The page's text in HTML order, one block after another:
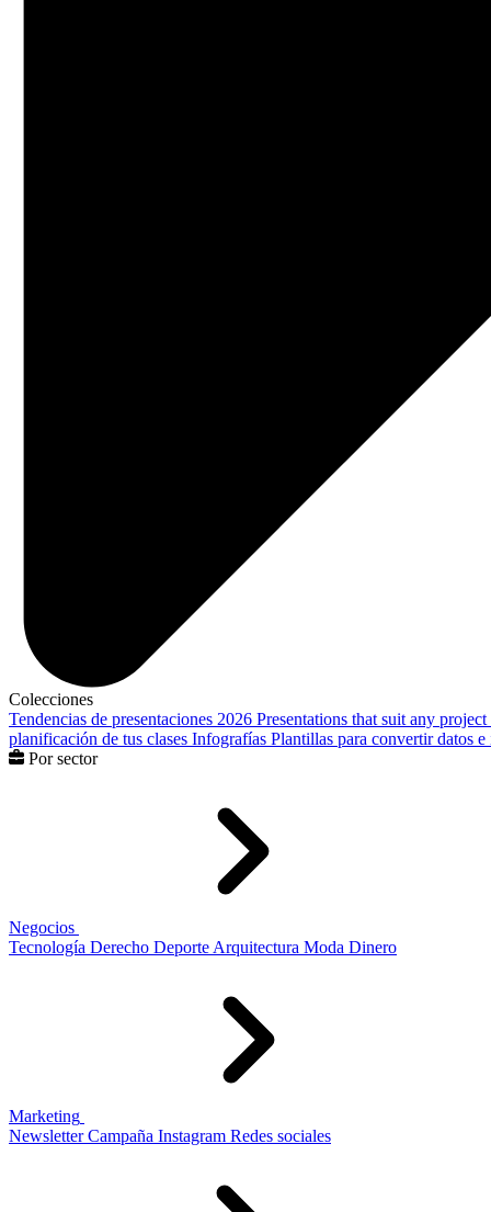
Colecciones
Tendencias de presentaciones 2026 Presentations that suit any project
planificación de tus clases Infografías Plantillas para convertir datos
Por sector
Negocios
Tecnología Derecho Deporte Arquitectura Moda Dinero
Marketing
Newsletter Campaña Instagram Redes sociales